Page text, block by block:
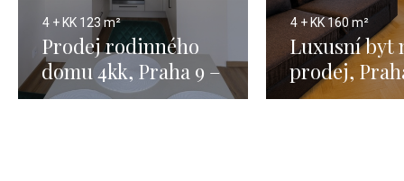
4 + KK 123 m²
Prodej rodinného
domu 4kk, Praha 9 –
123m2
4 + KK 160 m²
Luxusní byt
prodej,
Josefov -